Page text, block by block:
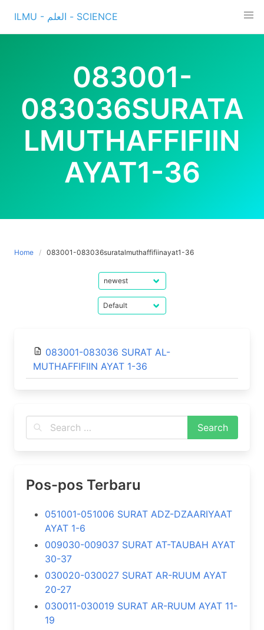
content
ILMU - العلم - SCIENCE
083001-
083036SURATA
LMUTHAFFIFIIN
AYAT1-36
Home 083001-083036suratalmuthaffifiinayat1-36
083001-083036 SURAT AL-
MUTHAFFIFIIN AYAT 1-36
Pos-pos Terbaru
051001-051006 SURAT ADZ-DZAARIYAAT
AYAT 1-6
009030-009037 SURAT AT-TAUBAH AYAT
30-37
030020-030027 SURAT AR-RUUM AYAT
20-27
030011-030019 SURAT AR-RUUM AYAT 11-
19